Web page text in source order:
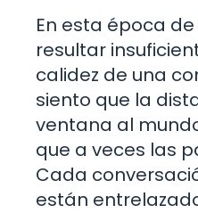
En esta época
resultar
calidez de una
siento que la
ventana al
que a veces las
Cada
están